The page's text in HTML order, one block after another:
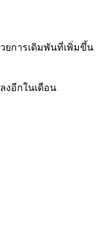
ยการเดิมพันที่เพิ่มขึ้น
งอีกในเดือน